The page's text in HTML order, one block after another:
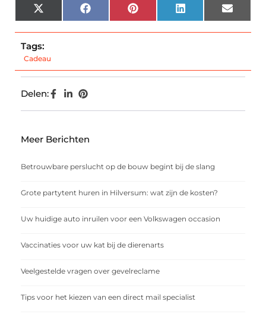
X
(Twitter)
Facebook Pinterest LinkedIn Email
Tags:
Cadeau
Delen:
Meer Berichten
Betrouwbare perslucht op de bouw begint bij de slang
Grote partytent huren in Hilversum: wat zijn de kosten?
Uw huidige auto inruilen voor een Volkswagen occasion
Vaccinaties voor uw kat bij de dierenarts
Veelgestelde vragen over gevelreclame
Tips voor het kiezen van een direct mail specialist